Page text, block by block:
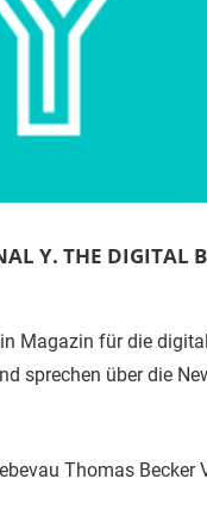
Y. THE DIGITAL
Magazin für die
sprechen über die
Thomas Becker